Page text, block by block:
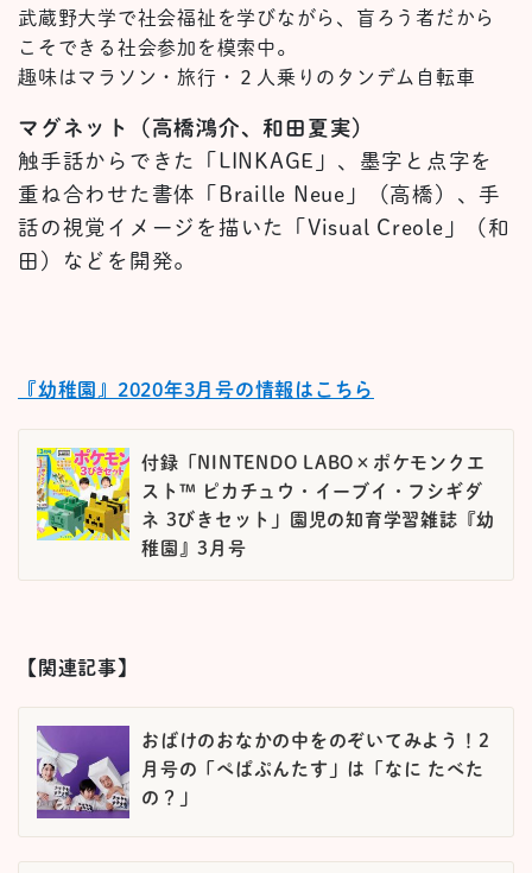
武蔵野大学で社会福祉を学びながら、盲ろう者だから
こそできる社会参加を模索中。
趣味はマラソン・旅行・２人乗りのタンデム自転車
マグネット（高橋鴻介、和田夏実）
触手話からできた「LINKAGE」、墨字と点字を
重ね合わせた書体「Braille Neue」（高橋）、手
話の視覚イメージを描いた「Visual Creole」（和
田）などを開発。
『幼稚園』2020年3月号の情報はこちら
付録「NINTENDO LABO×ポケモンクエ
スト™ ピカチュウ・イーブイ・フシギダ
ネ 3びきセット」園児の知育学習雑誌『幼
稚園』3月号
【関連記事】
おばけのおなかの中をのぞいてみよう！2
月号の「ぺぱぷんたす」は「なに たべた
の？」